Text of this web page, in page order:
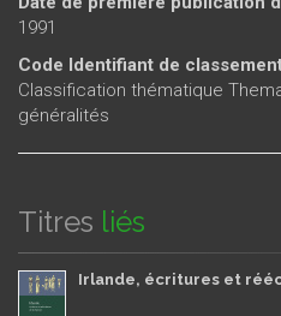
1991
Code Identifiant de
Classification thématique
généralités
Titres liés
Irlande, écritures et